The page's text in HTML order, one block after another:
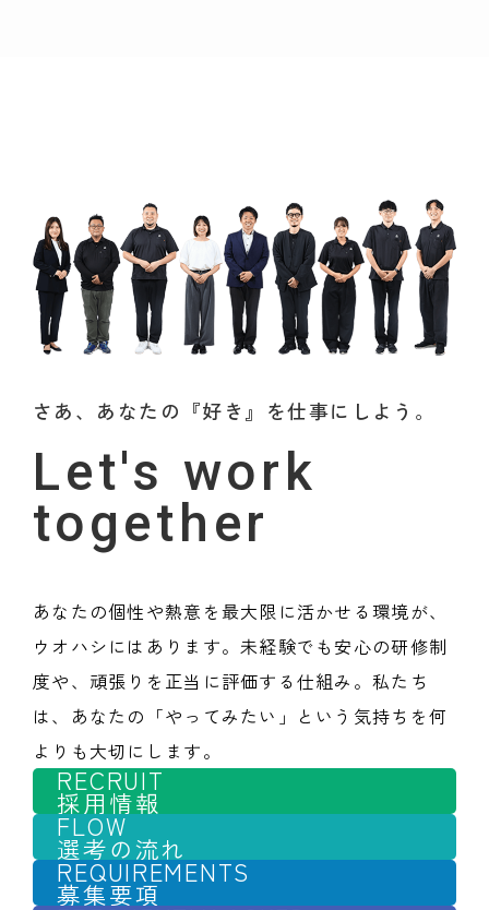
さあ、あなたの『好き』を仕事にしよう。
Let's work
together
あなたの個性や熱意を最大限に活かせる環境が、
ウオハシにはあります。未経験でも安心の研修制
度や、頑張りを正当に評価する仕組み。私たち
は、あなたの「やってみたい」という気持ちを何
よりも大切にします。
RECRUIT
採用情報
FLOW
選考の流れ
REQUIREMENTS
募集要項